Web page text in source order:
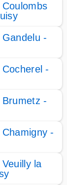
-
-
-
-
la